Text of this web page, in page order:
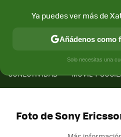
CONECTIVIDAD MÓVIL Y
Foto de Sony
Ya puedes ver más de
Añádenos como
Solo necesitas una